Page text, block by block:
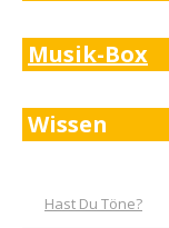
Musik-Box
Wissen
Hast Du Töne?